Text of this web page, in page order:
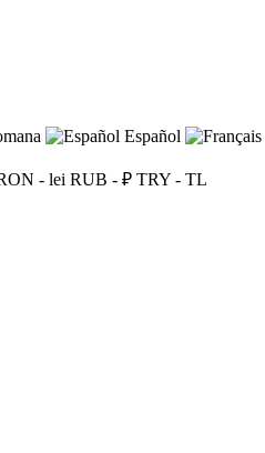
Español
- lei RUB - ₽ TRY - TL